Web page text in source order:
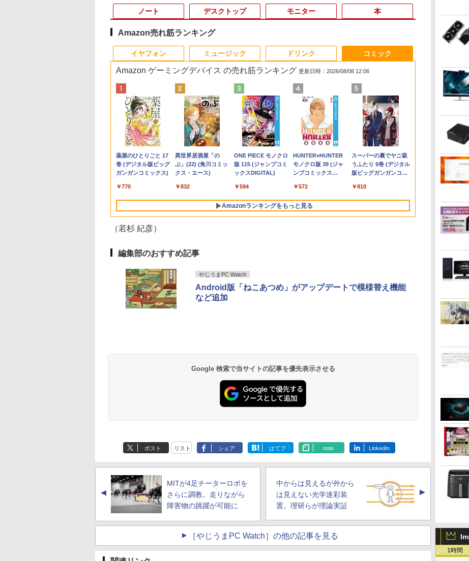
1時間
ノート
1
ノートパソコン14イン
チ 極軽量約965g 富士
通 LIFEBOOK U748
高性能第7世代Core i5-
7300U カメラ内蔵 メ
モリ最大16GB
SSD1TB 薄い軽い
FHD液晶 type-C WIFI
Bluetooth 中古ノート
新
可 Windows11
￥16,500
2
中古パソコン 東芝 ノー
トパソコン Dynabook
S73 13.3型 薄型軽量 ノ
ートPC 第8世代 Core
i5-8250U/メモリ 8GB
/NVMe SSD ハードディ
スク/Wi-
Fi/Bluetooth/Type-
C/HDMI/Windows11&office
￥16,800
3
【★最大100%ポイン
ト】【新生活応援・
2026】【Office 2019
H&B】富士通
Core i7/メモ
リ:8GB/16GB/SSD:256GB/512GB/1TB/
テンキー/15.6
型/USB3.0/HDMI/wi-
ス/USBメモリ/中古パソ
コン/ノートパソコ
￥23,999
4
【期間限定P15倍+最
大10%OFFクーポン】
【3年保証】
MICROSOFT マイク
GO 2 LTE
ADVANCED (LTEモデ
ル) SSD128GB メモリ
8GB Windows 11 Pro
古ノートパソコン 中
古パソコン ノートパ
レビュー投稿 5年保証
｜MS Office 2024
H&B 搭載｜中古ノー
トパソコン
Windows11 Office付
｜テンキー DVD 搭載
｜Core i5 第7世代 メ
モリ 8GB SSD 256GB
｜店長厳選 Lenovo
｜中古 パソコン 中古
￥29,800
【今だけ無線マウ
レゼント 】
CF-RZ6 [Corei5-
8GBメモリ 256GB
型] : 良品 ● Let's
中古 ノートパソコン
Office搭載
べるカラー レッツ
ト タブレットノー
デスクトップ
1
【Dell Core-i7 & 24イン
チ2台液晶PCセット】
intel Core i7-7700、
RAM:16GB、SSD:選択
可能
(256GBor512GBor1TB)/
フルHD（1920x1080）
液晶モニタ/光学ドライ
ブ/5.8Ghz WI-
Office/HDMI/デスクト
品)
￥41,800
2
【初期設定済み】デス
クトップパソコン 一体
型 2026新品 パソコン
一体型PC 24型 21.5型
Windows11 Office付
き｜フルHD液晶一体
型 インテル Core i5
Core i7｜ SSD 128GB
～1TB｜メモリ8GB
ウス付 2年保証 安い
PC 初期設定済み テレ
￥47,700
3
「楽天ランキング1
位」 デスクトップパソ
コン Windows11
Office付き パソコン
代 Core i5-4590 i5 i7-
14700F｜ SSD 256GB
～2TB｜メモリ 8～
64GB DDR4/5｜ デス
激安 高性能 ゲーム 本
体のみ PC 高スペッ 初
￥45,700
4
【今だけP10倍！大量
還元！】一体型デスク
トップパソコン
VETESA 22型液晶 第2
Windows11搭載
Office付き メモリ8GB
SSD256GB 初期設定済
み USB2.0 Wi-Fi無線
マウス付属 在宅勤務
学生向け 初心者向け
＼マラソン限定値引／
【新品 当日出荷】新生
活応援 7点 セット ゲー
ミングPC ゲーミング
パソコン デスクトップ
パソコン GeForce
RTX5060 Ryzen7
5700X Windows11
SSD 256GB〜1TB メ
トップPC パソコン モ
￥169,290
/WiFi+Bluetooth対
モニター
1
PHILIPS 241V8 LED液
晶モニター 23.8インチ
ワイド ブラック
1920×1080 （フル
HD）16:9 IPSパネル 非
光沢 ノングレア 液晶デ
ィスプレイ HDMI VGA
VESA準拠 PS4 switch
対応 スイッチ 【中古】
￥6,500
2
【期間限定10%OFFク
ーポン 8/12 10時まで】
モニター 21.5型 液晶デ
ィスプレイ ベゼル ディ
スプレイ 液晶モニター
PCモニター 壁掛け フ
リッカーレス
FreeSync 21.5インチ
角度調節 FullHD ブル
ル VESAフル FHDノン
グレア MAXZEN
￥9,480
3
Yoothi 互換品 液晶
13.3インチ N133BGA-
EA2 NT133WHM-N35
NT133WHM-N45
NT133WHM-N47
BOE07AE BOE07AD
BOE07C0 BOE0800 対
応 1366x768 WXGA
プレイ 修理交換用液晶
パネル
￥8,900
4
【選べる2色 コスパ抜
群】モバイルモニター
15.6インチ フルHD
100%sRGB 非光沢IPS
miniHDMI 薄型軽量 約
650g VESA対応 モニタ
ー 持ち運び サブディ
スプレイ テレワーク
Dell SE2416H 23.8イン
チ モニター (フル
HD/IPS非光沢/HDMI・
D-Sub15ピン/傾き調
整) 【付属品：電源ケ
ーブル・HDMIケーブ
ル】3ヶ月保証付き
￥9,800
Yoothi 互換品 液晶
M133NWFD R1
IVO8544 対応
LCD 液晶ディスプ
修理交換用液晶パネ
本
1
BARFOUT! SPECIAL
EDITION EARLY
AUTUMN 2026 / TIME
TRAVEL 岩本 照
（Snow Man） [ ブラ
ウンズブックス ]
￥1,870
2
＆Premium特別編集
台湾、街歩きガイド。
￥1,879
3
からだの厚みを薄くす
る [ 土屋元明 ]
￥1,540
4
ピアノ 楽譜 カプース
チン | 8つの演奏会用エ
チュード 作品40 | 8
Concert Studies
信じていた仲間達にダ
ンジョン奥地で殺され
かけたがギフト『無限
ガチャ』でレベル9999
の仲間達を手に入れて
元パーティーメンバー
と世界に復讐＆『ざま
ぁ！』します！（23）
（KCデラックス） [ 大
￥792
ハイキュー！！ 全
ット(1-45巻) （ジャ
プコミックス） [
Amazon売れ筋ランキング
イヤフォン
Anker Soundcore
P40i オフホワイト
Anker Soundcore
P31i ブラック
￥5,990
Anker Soundcore
Liberty 5 ミッドナイ
トブラック
￥14,990
【2026年アップグレ
ード版】AOKIMI ワ
イヤレスイヤホン
V12 小型軽量 ブルー
トゥースHi-Fi 最大
36時間再生 ぶるーと
ゅーす コードレス
￥1,964
Xiaomi シャオミ
REDMI Buds 8 Lite ワ
イヤレスイヤホン
キャンセリング ANC
36時間再生
￥3,480
ミュージック
BRUCE WAYNE feat.
Flo Milli, ATL Jacob
[Explicit]
￥250
BRUCE WAYNE feat.
Flo Milli, ATL Jacob
[Explicit]
￥250
On My Road
(Stadium ver.)
￥250
On My Road
(Stadium ver.)
￥250
BUGS LIFE
￥250
ドリンク
by Amazon 天然水
ラベルレス 500ml
×24本 富士山の天然
ミネラルウォーター
ペットボトル 静岡県
(Smart Basic)
￥1,380
【Amazon.co.jp限
定】 い・ろ・は・す
2L PET ラベルレス
￥1,112
by Amazon 天然水
ラベルレス 2L×9本
￥1,117
by Amazon 炭酸水
ラベルレス 500ml
×24本 強炭酸水 ペッ
ットル (Smart
Basic)
￥1,625
コカ・コーラ やかんの
麦茶 from 爽健美茶 ラ
ベルレス
￥2,009
コミック
Amazon ゲーミングデバイス の売れ筋ランキング 更新日時：2026/08/08 12:06
薬屋のひとりごと 17
巻 (デジタル版ビッグ
ガンガンコミックス)
￥770
異世界居酒屋「の
ぶ」(22) (角川コミッ
クス・エース)
￥832
ONE PIECE モノクロ
版 115 (ジャンプコミ
ックスDIGITAL)
￥594
HUNTER×HUNTER
モノクロ版 39 (ジャ
ンプコミックス
￥572
スーパーの裏でヤニ吸
うふたり 9巻 (デジタル
版ビッグガンガンコミ
￥810
Amazonランキングをもっと見る
（若杉 紀彦）
編集部のおすすめ記事
やじうまPC Watch
Android版「ねこあつめ」がアップデートで模様替え機能
など追加
Google 検索で当サイトの記事を優先表示させる
ポスト リスト シェア はてブ note LinkedIn
▲
MITが4足チーターロボを
さらに調教。走りながら
障害物の跳躍が可能に
中からは見えるが外から
は見えない光学迷彩装
置。理研らが理論実証
▲
［やじうまPC Watch］の他の記事を見る